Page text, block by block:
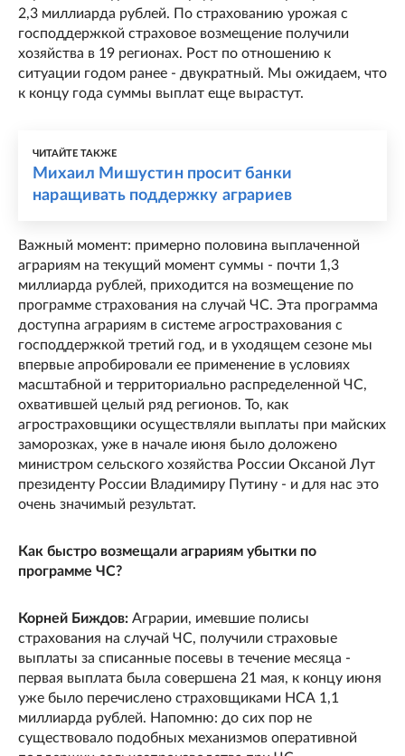
2,3 миллиарда рублей. По страхованию урожая с
господдержкой страховое возмещение получили
хозяйства в 19 регионах. Рост по отношению к
ситуации годом ранее - двукратный. Мы ожидаем, что
к концу года суммы выплат еще вырастут.
ЧИТАЙТЕ ТАКЖЕ
Михаил Мишустин просит банки
наращивать поддержку аграриев
Важный момент: примерно половина выплаченной
аграриям на текущий момент суммы - почти 1,3
миллиарда рублей, приходится на возмещение по
программе страхования на случай ЧС. Эта программа
доступна аграриям в системе агрострахования с
господдержкой третий год, и в уходящем сезоне мы
впервые апробировали ее применение в условиях
масштабной и территориально распределенной ЧС,
охватившей целый ряд регионов. То, как
агростраховщики осуществляли выплаты при майских
заморозках, уже в начале июня было доложено
министром сельского хозяйства России Оксаной Лут
президенту России Владимиру Путину - и для нас это
очень значимый результат.
Как быстро возмещали аграриям убытки по
программе ЧС?
Корней Биждов: Аграрии, имевшие полисы
страхования на случай ЧС, получили страховые
выплаты за списанные посевы в течение месяца -
первая выплата была совершена 21 мая, к концу июня
уже было перечислено страховщиками НСА 1,1
миллиарда рублей. Напомню: до сих пор не
существовало подобных механизмов оперативной